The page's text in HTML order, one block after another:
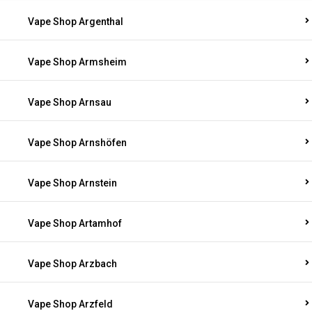
Vape Shop Argenthal
Vape Shop Armsheim
Vape Shop Arnsau
Vape Shop Arnshöfen
Vape Shop Arnstein
Vape Shop Artamhof
Vape Shop Arzbach
Vape Shop Arzfeld